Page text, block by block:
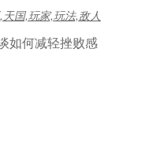
国,玩家,玩法,敌人